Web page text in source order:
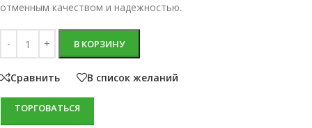
отменным качеством и надежностью.
В КОРЗИНУ
Сравнить В список желаний
ТОРГОВАТЬСЯ